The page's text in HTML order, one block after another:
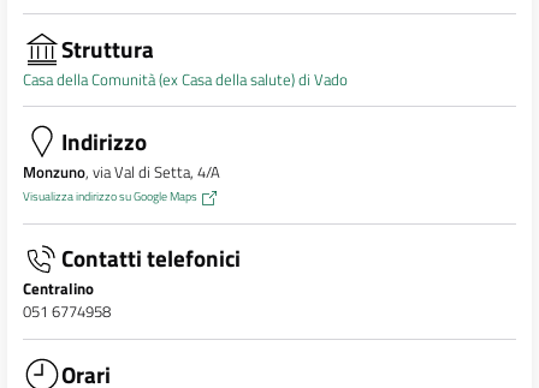
Struttura
Casa della Comunità (ex Casa della salute) di Vado
Indirizzo
Monzuno, via Val di Setta, 4/A
Visualizza indirizzo su Google Maps
Contatti telefonici
Centralino
051 6774958
Orari